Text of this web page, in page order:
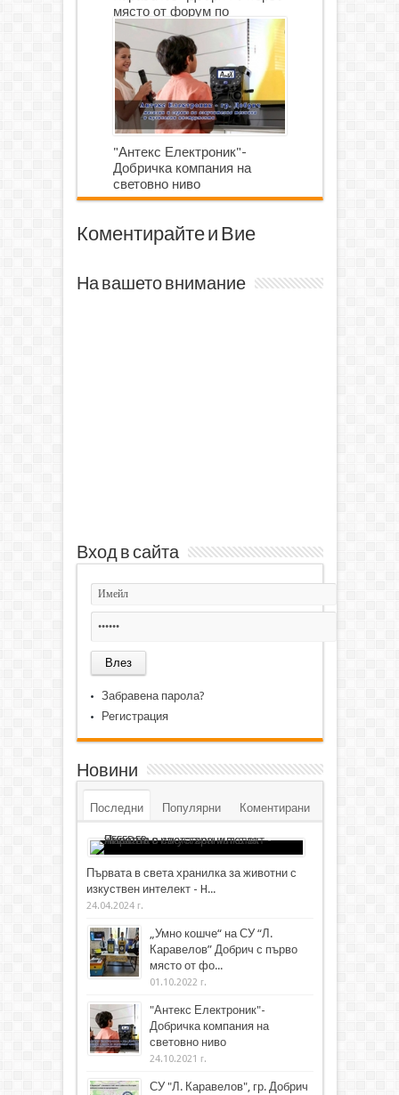
място от форум по
роботика
"Антекс Електроник"-
Добричка компания на
световно ниво
Коментирайте и Вие
На вашето внимание
Вход в сайта
Забравена парола?
Регистрация
Новини
Последни Популярни Коментирани
Първата в света хранилка за животни с
изкуствен интелект - H...
24.04.2024 г.
„Умно кошче“ на СУ “Л.
Каравелов” Добрич с първо
място от фо...
01.10.2022 г.
"Антекс Електроник"-
Добричка компания на
световно ниво
24.10.2021 г.
СУ "Л. Каравелов", гр. Добрич